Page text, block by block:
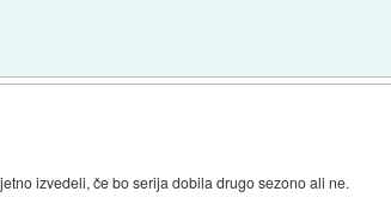
izvedeli, če bo serija dobila drugo sezono ali ne.